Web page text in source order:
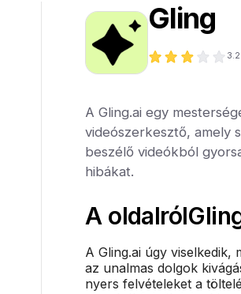
Gling
3.2
A Gling.ai egy
videószerkesztő, amely
beszélő videókból
hibákat.
A oldalról
A Gling.ai úgy viselkedik,
az unalmas dolgok
nyers felvételeket a